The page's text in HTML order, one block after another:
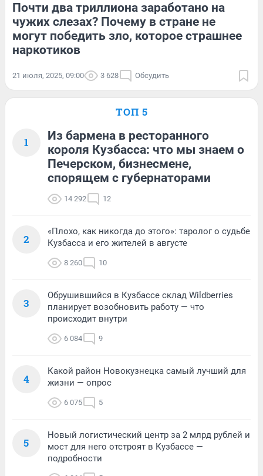
Почти два триллиона заработано на
чужих слезах? Почему в стране не
могут победить зло, которое страшнее
наркотиков
21 июля, 2025, 09:00 3 628 Обсудить
ТОП 5
1
Из бармена в ресторанного
короля Кузбасса: что мы знаем о
Печерском, бизнесмене,
спорящем с губернаторами
14 292 12
2
«Плохо, как никогда до этого»: таролог о судьбе
Кузбасса и его жителей в августе
8 260 10
3
Обрушившийся в Кузбассе склад Wildberries
планирует возобновить работу — что
происходит внутри
6 084 9
4
Какой район Новокузнецка самый лучший для
жизни — опрос
6 075 5
5
Новый логистический центр за 2 млрд рублей и
мост для него отстроят в Кузбассе —
подробности